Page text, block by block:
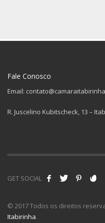
Fale Conosco
Email:
R. Juscelino Kubitscheck, 13 –
GET SOCIAL
© 2017 Todos os direitos
Itabirinha.